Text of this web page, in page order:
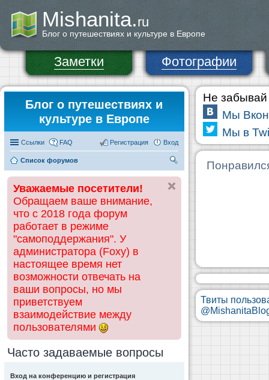
Mishanita.ru
Блог о путешествиях и культуре в Европе
Заметки Фотографии
Блог о путешествиях и
культуре в Европе
Ссылки FAQ Вход
Регистрация
Список форумов
ск
Уважаемые посетители!
Обращаем ваше внимание,
что с 2018 года форум
работает в режиме
"самоподдержания". У
администратора (Foxy) в
настоящее время нет
возможности отвечать на
ваши вопросы, но мы
приветствуем
взаимодействие между
пользователями
Часто задаваемые вопросы
Вход на конференцию и регистрация
Не забывай
Мы
Мы в
Твиты